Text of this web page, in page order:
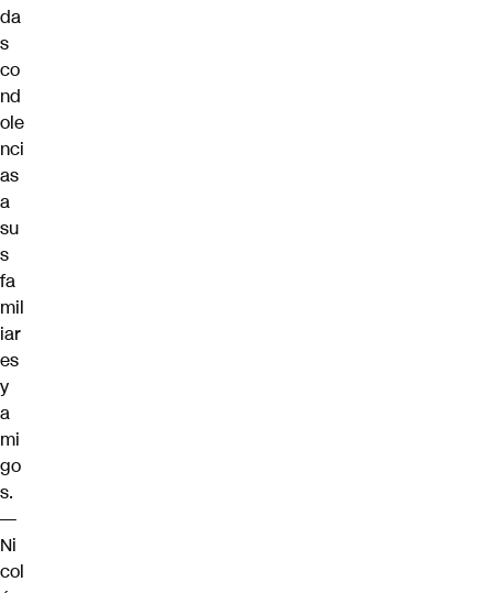
da
s
co
nd
ole
nci
as
a
su
s
fa
mil
iar
es
y
a
mi
go
s.
—
Ni
col